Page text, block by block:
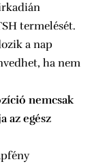
termelését.
a nap
ha nem
nemcsak
az egész